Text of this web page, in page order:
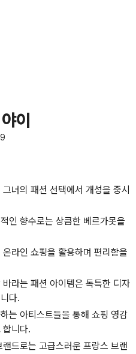
이
녀의 패션 선택에서 개성을 중시
인 향수로는 상큼한 베르가못을
라인 쇼핑을 활용하며 편리함을
바라는 패션 아이템은 독특한 디자
다.
는 아티스트들을 통해 쇼핑 영감
합니다.
드로는 고급스러운 프랑스 브랜